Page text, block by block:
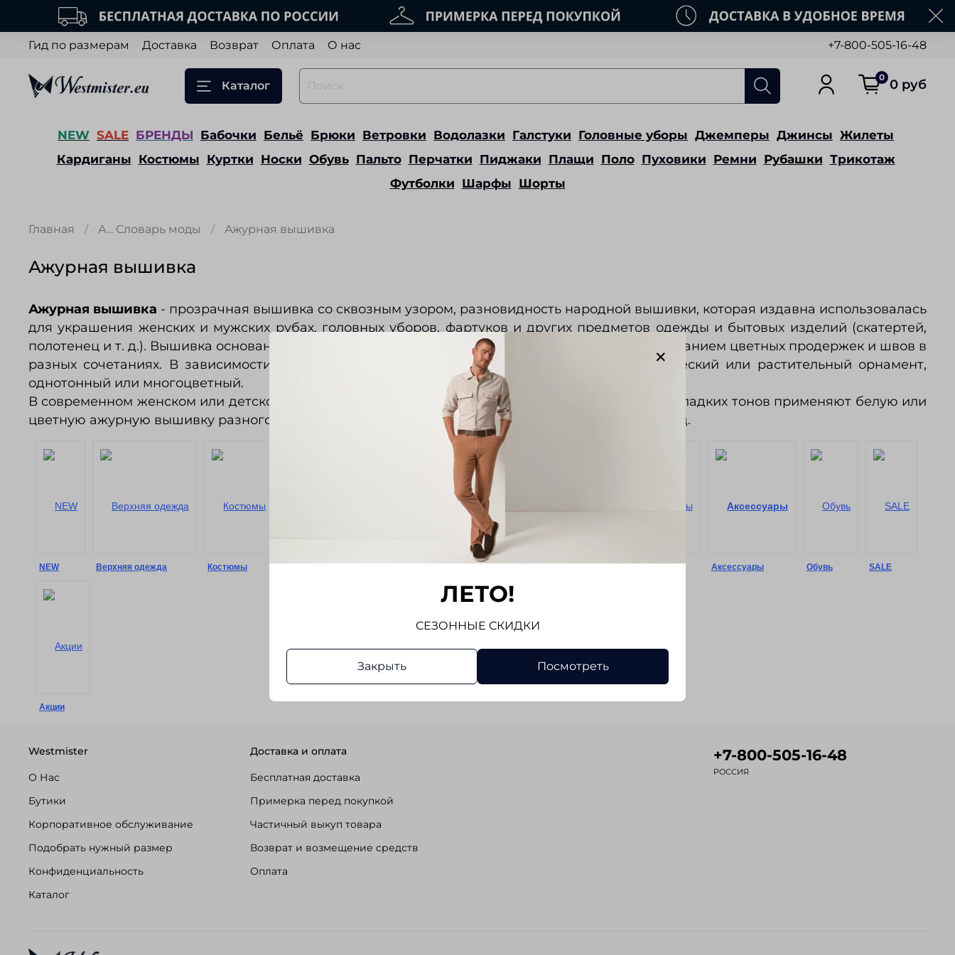
Гид по размерам Доставка Возврат Оплата О нас +7-800-505-16-48
Каталог
0 0 руб
NEW SALE БРЕНДЫ Бабочки Бельё Брюки Ветровки Водолазки Галстуки Головные уборы Джемперы Джинсы Жилеты
Кардиганы Костюмы Куртки Носки Обувь Пальто Перчатки Пиджаки Плащи Поло Пуховики Ремни Рубашки Трикотаж
Футболки Шарфы Шорты
Главная А... Словарь моды Ажурная вышивка
Ажурная вышивка
Ажурная вышивка - прозрачная вышивка со сквозным узором, разновидность народной вышивки, которая издавна использовалась
для украшения женских и мужских рубах, головных уборов, фартуков и других предметов одежды и бытовых изделий (скатертей,
полотенец и т. д.). Вышивка основана на простых и сложных мережках (см. Мережки) с использованием цветных продержек и швов в
разных сочетаниях. В зависимости от назначения вышиваемой вещи используют геометрический или растительный орнамент,
однотонный или многоцветный.
В современном женском или детском платье из хлопчатобумажных, льняных, шелковых тканей гладких тонов применяют белую или
цветную ажурную вышивку разного характера: мережки, гипюры, строчку, прорезную гладь и т. д.
NEW Верхняя одежда Костюмы Сорочки Пиджаки Трикотаж Жилеты Брюки Шорты Аксессуары Обувь SALE
Акции
Westmister
О Нас
Бутики
Корпоративное обслуживание
Подобрать нужный размер
Конфиденциальность
Каталог
Доставка и оплата
Бесплатная доставка
Примерка перед покупкой
Частичный выкуп товара
Возврат и возмещение средств
Оплата
+7-800-505-16-48
РОССИЯ
ЛЕТО!
СЕЗОННЫЕ СКИДКИ
Закрыть Посмотреть